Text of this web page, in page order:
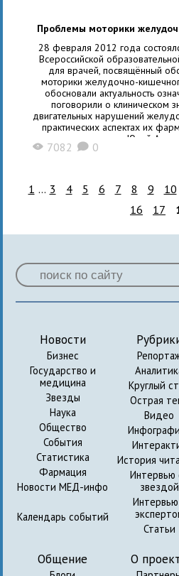
Проблемы моторики
28 февраля 2012 года
Всероссийской
для врачей, посвящённый
моторики желудочно-
обосновали актуальность
поговорили о клиническом
двигательных нарушений
практических аспектах их
медицинских наук Юрий
рассказал, в частности, о том,
X 7082 K 0
1 ... 3 4 5 6 7 8 9 10
16
17
Новости
Бизнес
Государство и
медицина
Звезды
Наука
Общество
События
Статистика
Фармация
Новости МЕД-инфо
Календарь событий
Круглый
Острая
Видео
История
Интервью
звездой
Статьи
Общение О